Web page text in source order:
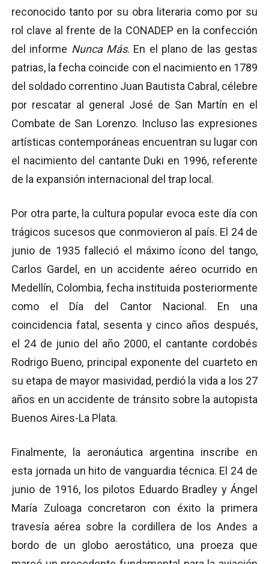
reconocido tanto por su obra literaria como por su
rol clave al frente de la CONADEP en la confección
del informe Nunca Más. En el plano de las gestas
patrias, la fecha coincide con el nacimiento en 1789
del soldado correntino Juan Bautista Cabral, célebre
por rescatar al general José de San Martín en el
Combate de San Lorenzo. Incluso las expresiones
artísticas contemporáneas encuentran su lugar con
el nacimiento del cantante Duki en 1996, referente
de la expansión internacional del trap local.
Por otra parte, la cultura popular evoca este día con
trágicos sucesos que conmovieron al país. El 24 de
junio de 1935 falleció el máximo ícono del tango,
Carlos Gardel, en un accidente aéreo ocurrido en
Medellín, Colombia, fecha instituida posteriormente
como el Día del Cantor Nacional. En una
coincidencia fatal, sesenta y cinco años después,
el 24 de junio del año 2000, el cantante cordobés
Rodrigo Bueno, principal exponente del cuarteto en
su etapa de mayor masividad, perdió la vida a los 27
años en un accidente de tránsito sobre la autopista
Buenos Aires-La Plata.
Finalmente, la aeronáutica argentina inscribe en
esta jornada un hito de vanguardia técnica. El 24 de
junio de 1916, los pilotos Eduardo Bradley y Ángel
María Zuloaga concretaron con éxito la primera
travesía aérea sobre la cordillera de los Andes a
bordo de un globo aerostático, una proeza que